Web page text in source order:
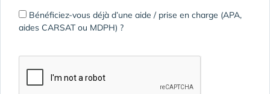
Bénéficiez-vous déjà d’une aide / prise en charge (APA,
aides CARSAT ou MDPH) ?